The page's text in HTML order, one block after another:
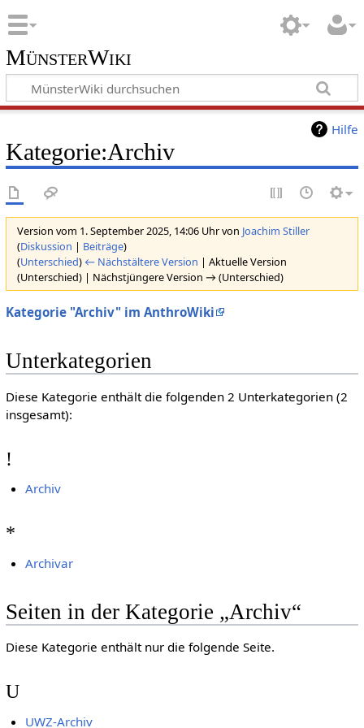
MünsterWiki
Hilfe
Kategorie:Archiv
Version vom 1. September 2025, 14:06 Uhr von Joachim Stiller
(Diskussion | Beiträge)
(Unterschied) ← Nächstältere Version | Aktuelle Version
(Unterschied) | Nächstjüngere Version → (Unterschied)
Kategorie "Archiv" im AnthroWiki
Unterkategorien
Diese Kategorie enthält die folgenden 2 Unterkategorien (2
insgesamt):
!
Archiv
*
Archivar
Seiten in der Kategorie „Archiv“
Diese Kategorie enthält nur die folgende Seite.
U
UWZ-Archiv